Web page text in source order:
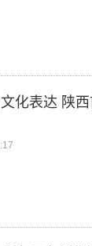
化表达 陕